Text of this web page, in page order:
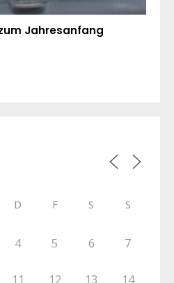
Jahresanfang
D F S S
4 5 6 7
11 12 13 14